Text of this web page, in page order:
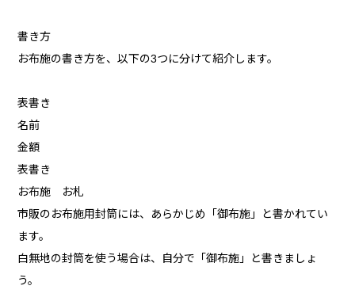
書き方
お布施の書き方を、以下の3つに分けて紹介します。
表書き
名前
金額
表書き
お布施 お札
市販のお布施用封筒には、あらかじめ「御布施」と書かれてい
ます。
白無地の封筒を使う場合は、自分で「御布施」と書きましょ
う。